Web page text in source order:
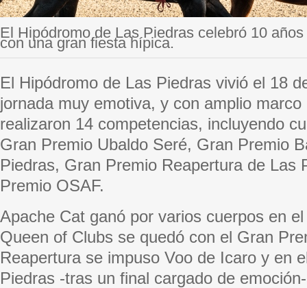
El Hipódromo de Las Piedras celebró 10
con una gran fiesta hípica.
El Hipódromo de Las Piedras vivió el 18
jornada muy emotiva, y con amplio marco
realizaron 14 competencias, incluyendo
Gran Premio Ubaldo Seré, Gran Premio
Piedras, Gran Premio Reapertura de Las
Premio OSAF.
Apache Cat ganó por varios cuerpos en
Queen of Clubs se quedó con el Gran
Reapertura se impuso Voo de Icaro y en
Piedras -tras un final cargado de